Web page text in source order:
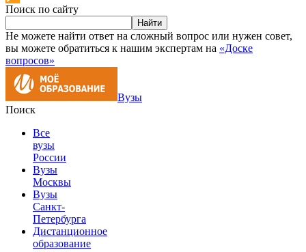
Поиск по сайту
Найти
Не можете найти ответ на сложный вопрос или нужен совет,
вы можете обратиться к нашим экспертам на «Доске
вопросов»
Вузы
Поиск
Все
вузы
России
Вузы
Москвы
Вузы
Санкт-
Петербурга
Дистанционное
образование